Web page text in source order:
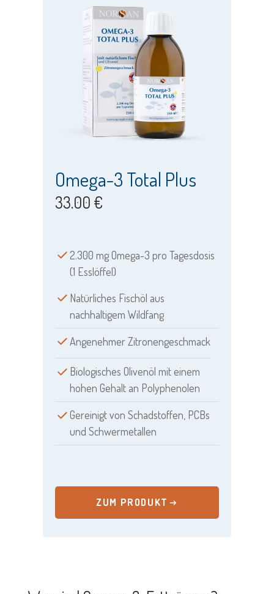
Omega-3 Total Plus
33.00 €
2.300 mg Omega-3 pro Tagesdosis
(1 Esslöffel)
Natürliches Fischöl aus
nachhaltigem Wildfang
Angenehmer Zitronengeschmack
Biologisches Olivenöl mit einem
hohen Gehalt an Polyphenolen
Gereinigt von Schadstoffen, PCBs
und Schwermetallen
ZUM PRODUKT